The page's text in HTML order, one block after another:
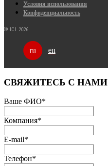
Условия использования
Конфиденциальность
© ICL 2026
ru en
СВЯЖИТЕСЬ С НАМИ
Ваше ФИО*
Компания*
E-mail*
Телефон*